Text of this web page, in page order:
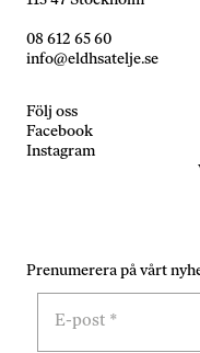
08 612 65 60
info@eldhsatelje.se
Följ oss
Facebook
Instagram
Prenumerera på vårt
att hemsidan
över huvud
funktionalitet
och
uppbyggnad,